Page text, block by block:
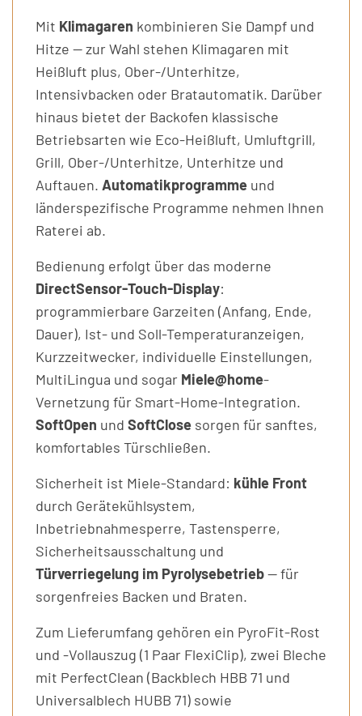
Mit Klimagaren kombinieren Sie Dampf und
Hitze — zur Wahl stehen Klimagaren mit
Heißluft plus, Ober-/Unterhitze,
Intensivbacken oder Bratautomatik. Darüber
hinaus bietet der Backofen klassische
Betriebsarten wie Eco-Heißluft, Umluftgrill,
Grill, Ober-/Unterhitze, Unterhitze und
Auftauen. Automatikprogramme und
länderspezifische Programme nehmen Ihnen
Raterei ab.
Bedienung erfolgt über das moderne
DirectSensor-Touch-Display:
programmierbare Garzeiten (Anfang, Ende,
Dauer), Ist- und Soll-Temperaturanzeigen,
Kurzzeitwecker, individuelle Einstellungen,
MultiLingua und sogar Miele@home-
Vernetzung für Smart-Home-Integration.
SoftOpen und SoftClose sorgen für sanftes,
komfortables Türschließen.
Sicherheit ist Miele-Standard: kühle Front
durch Gerätekühlsystem,
Inbetriebnahmesperre, Tastensperre,
Sicherheitsausschaltung und
Türverriegelung im Pyrolysebetrieb— für
sorgenfreies Backen und Braten.
Zum Lieferumfang gehören ein PyroFit-Rost
und -Vollauszug (1 Paar FlexiClip), zwei Bleche
mit PerfectClean (Backblech HBB 71 und
Universalblech HUBB 71) sowie